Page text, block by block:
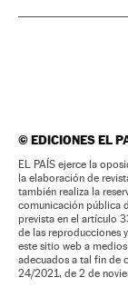
©EDICIONES EL
EL PAÍS ejerce la
la elaboración de
también realiza la
comunicación pública
prevista en el artículo
de las reproducciones
este sitio web a
adecuados a tal fin de
24/2021, de 2 de